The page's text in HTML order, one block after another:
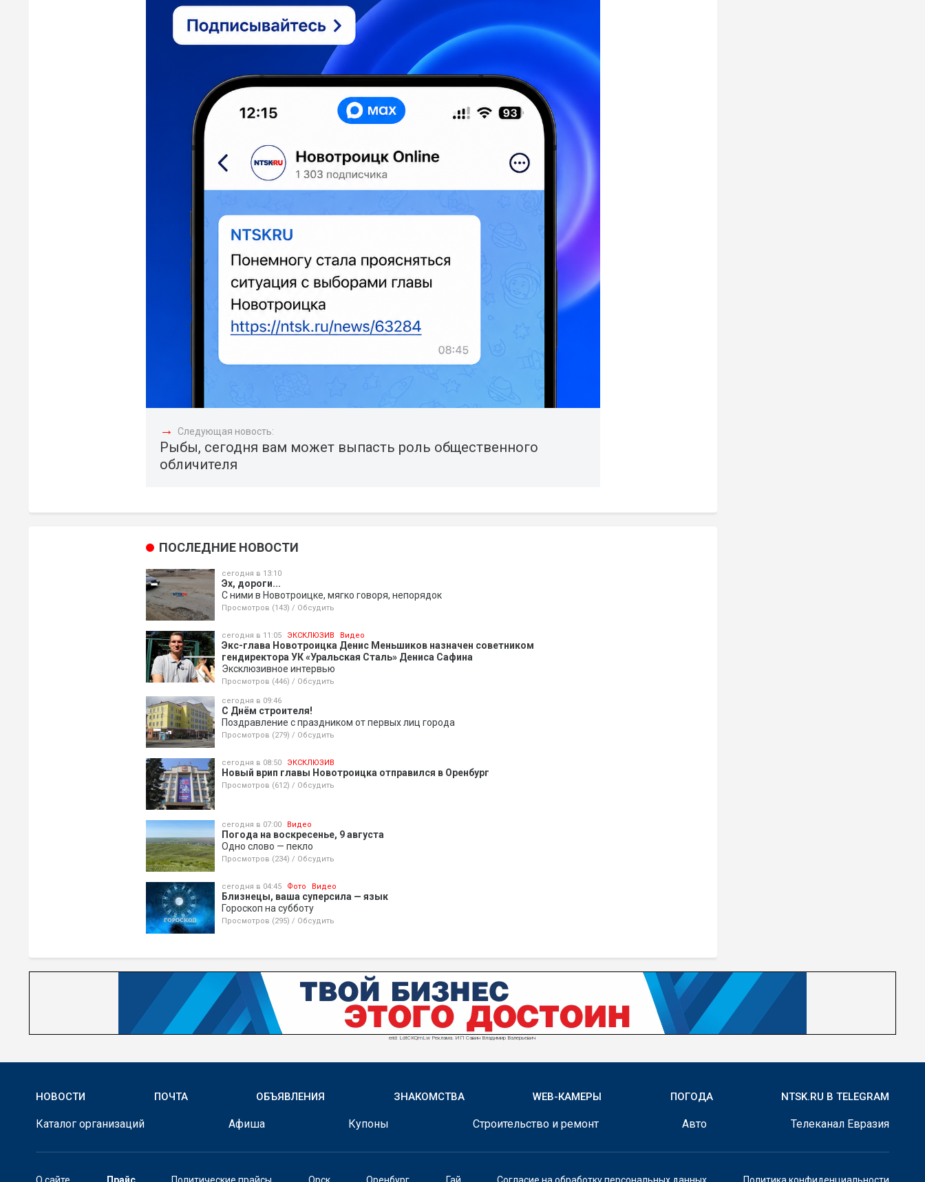
→ Следующая новость:
Рыбы, сегодня вам может выпасть роль общественного
обличителя
ПОСЛЕДНИЕ НОВОСТИ
сегодня в 13:10
Эх, дороги...
С ними в Новотроицке, мягко говоря, непорядок
Просмотров (143) / Обсудить
сегодня в 11:05 ЭКСКЛЮЗИВ Видео
Экс-глава Новотроицка Денис Меньшиков назначен советником
гендиректора УК «Уральская Сталь» Дениса Сафина
Эксклюзивное интервью
Просмотров (446) / Обсудить
сегодня в 09:46
С Днём строителя!
Поздравление с праздником от первых лиц города
Просмотров (279) / Обсудить
сегодня в 08:50 ЭКСКЛЮЗИВ
Новый врип главы Новотроицка отправился в Оренбург
Просмотров (612) / Обсудить
сегодня в 07:00 Видео
Погода на воскресенье, 9 августа
Одно слово — пекло
Просмотров (234) / Обсудить
сегодня в 04:45 Фото Видео
Близнецы, ваша суперсила — язык
Гороскоп на субботу
Просмотров (295) / Обсудить
erid: LdtCKQmLw Реклама. ИП Савин Владимир Валерьевич
НОВОСТИ ПОЧТА ОБЪЯВЛЕНИЯ ЗНАКОМСТВА WEB-КАМЕРЫ ПОГОДА NTSK.RU В TELEGRAM
Каталог организаций Афиша Купоны Строительство и ремонт Авто Телеканал Евразия
О сайте Прайс Политические прайсы Орск Оренбург Гай Согласие на обработку персональных данных Политика конфиденциальности